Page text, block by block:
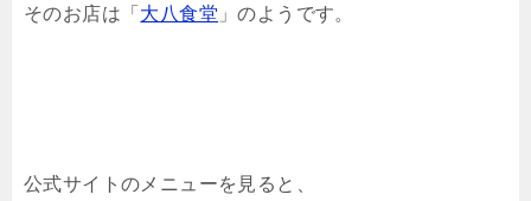
そのお店は「大八食堂 」のようです。
公式サイトのメニューを見ると、